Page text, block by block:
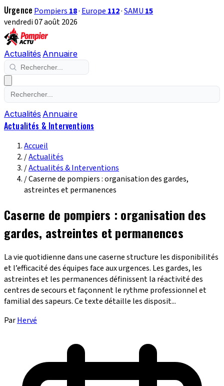
Urgence Pompiers 18· Europe 112·SAMU 15
vendredi 07 août 2026
Actualités Annuaire
Actualités Annuaire
Actualités & Interventions
Accueil
/Actualités
/Actualités & Interventions
/Caserne de pompiers : organisation des gardes,
astreintes et permanences
Caserne de pompiers : organisation des
gardes, astreintes et permanences
La vie quotidienne dans une caserne structure les disponibilités
et l’efficacité des équipes face aux urgences. Les gardes, les
astreintes et les permanences définissent la réactivité des
centres de secours et façonnent le rythme professionnel et
familial des sapeurs. Ce texte détaille les disposit...
ParHervé